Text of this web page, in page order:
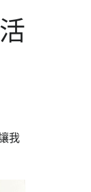
我